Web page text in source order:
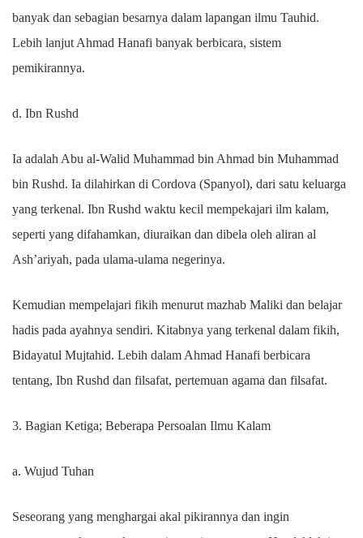
banyak dan sebagian besarnya dalam lapangan ilmu Tauhid.
Lebih lanjut Ahmad Hanafi banyak berbicara, sistem
pemikirannya.
d. Ibn Rushd
Ia adalah Abu al-Walid Muhammad bin Ahmad bin Muhammad
bin Rushd. Ia dilahirkan di Cordova (Spanyol), dari satu keluarga
yang terkenal. Ibn Rushd waktu kecil mempekajari ilm kalam,
seperti yang difahamkan, diuraikan dan dibela oleh aliran al
Ash’ariyah, pada ulama-ulama negerinya.
Kemudian mempelajari fikih menurut mazhab Maliki dan belajar
hadis pada ayahnya sendiri. Kitabnya yang terkenal dalam fikih,
Bidayatul Mujtahid. Lebih dalam Ahmad Hanafi berbicara
tentang, Ibn Rushd dan filsafat, pertemuan agama dan filsafat.
3. Bagian Ketiga; Beberapa Persoalan Ilmu Kalam
a. Wujud Tuhan
Seseorang yang menghargai akal pikirannya dan ingin